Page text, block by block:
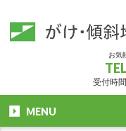
お気
TEL
受付時
MENU